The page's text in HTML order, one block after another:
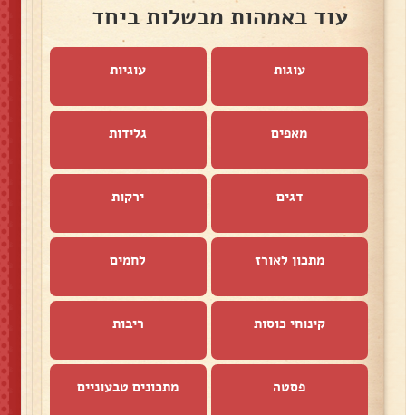
עוד באמהות מבשלות ביחד
עוגות עוגיות
מאפים גלידות
דגים ירקות
מתכון לאורז לחמים
קינוחי כוסות ריבות
פסטה מתכונים טבעוניים